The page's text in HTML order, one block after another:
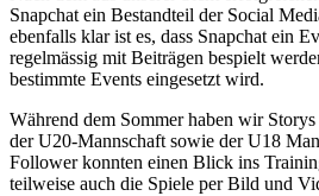
Snapchat ein Bestandteil der Social
ebenfalls klar ist es, dass Snapchat ein
regelmässig mit Beiträgen bespielt
bestimmte Events eingesetzt wird.
Während dem Sommer haben wir
der U20-Mannschaft sowie der U18
Follower konnten einen Blick ins
teilweise auch die Spiele per Bild und